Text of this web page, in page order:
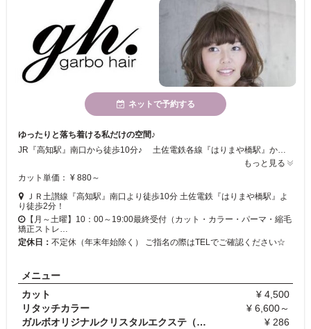
ネットで予約する
ゆったりと落ち着ける私だけの空間♪
JR『高知駅』南口から徒歩10分♪ 土佐電鉄各線『はりまや橋駅』から徒歩2分という抜群のアクセスの良さ♪♪ 親切・丁寧でお客様に合ったカウンセリングをしているからあなたの魅力も更にアップ♪ 当店の扉を開けた瞬間、きっとあなたは新しい自分と対面できるはずです☆
もっと見る
カット単価： ¥ 880～
ＪＲ土讃線『高知駅』南口より徒歩10分 土佐電鉄『はりまや橋駅』よ
り徒歩2分！
【月～土曜】10：00～19:00最終受付（カット・カラー・パーマ・縮毛
矯正ストレ…
定休日： 不定休（年末年始除く） ご指名の際はTELでご確認ください☆
メニュー
カット
¥ 4,500
リタッチカラー
¥ 6,600～
ガルボオリジナルクリスタルエクステ（編み込み）
¥ 286